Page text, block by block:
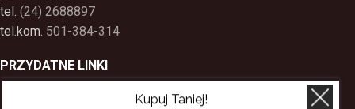
tel. (24) 2688897
tel.kom. 501-384-314
PRZYDATNE LINKI
Kupuj Taniej!